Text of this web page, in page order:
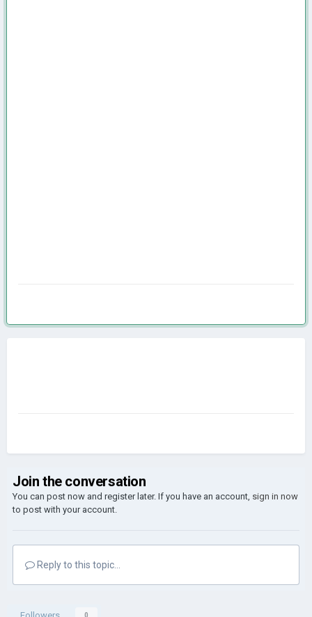
Join the conversation
You can post now and register later. If you have an account, sign in now
to post with your account.
Reply to this topic...
0